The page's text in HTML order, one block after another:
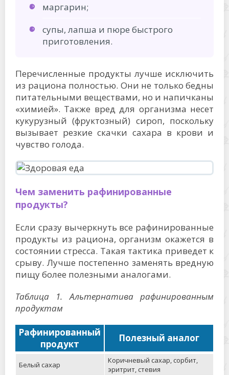
маргарин;
супы, лапша и пюре быстрого
приготовления.
Перечисленные продукты лучше исключить
из рациона полностью. Они не только бедны
питательными веществами, но и напичканы
«химией». Также вред для организма несет
кукурузный (фруктозный) сироп, поскольку
вызывает резкие скачки сахара в крови и
чувство голода.
Чем заменить рафинированные
продукты?
Если сразу вычеркнуть все рафинированные
продукты из рациона, организм окажется в
состоянии стресса. Такая тактика приведет к
срыву. Лучше постепенно заменять вредную
пищу более полезными аналогами.
Таблица 1. Альтернатива рафинированным
продуктам
Рафинированный
продукт
Полезный аналог
Белый сахар
Коричневый сахар, сорбит,
эритрит, стевия